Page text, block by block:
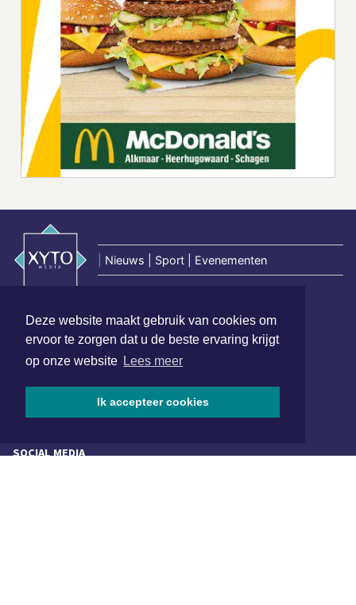
Deze website maakt gebruik van cookies om
ervoor te zorgen dat u de beste ervaring krijgt
op onze website Lees meer
Ik accepteer cookies
Nieuws | Sport | Evenementen
Hoofdvestiging:
van Benthuizenlaan 1
redactie@xyto.nl
www.xyto.nl
SOCIAL MEDIA